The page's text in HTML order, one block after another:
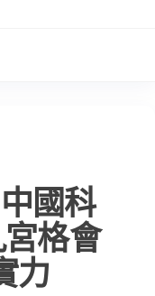
國科
格會
力